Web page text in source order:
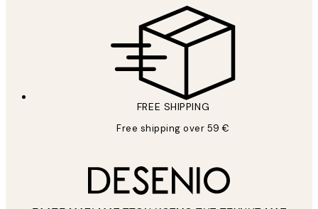
FREE SHIPPING
Free shipping over 59 €